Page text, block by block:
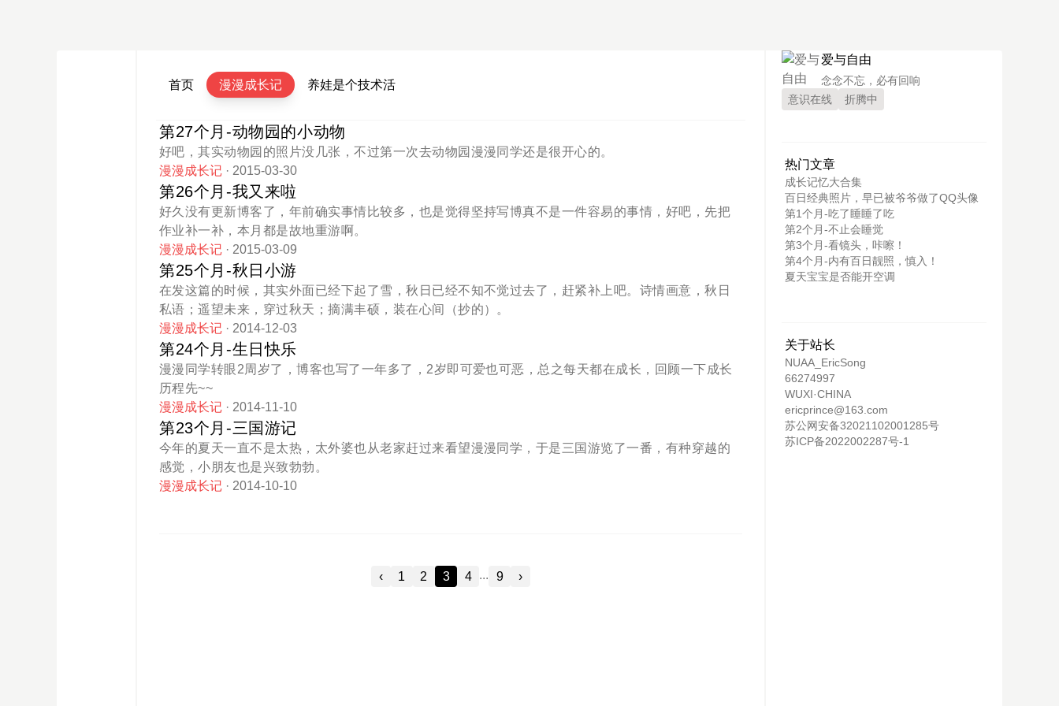
首页 漫漫成长记 养娃是个技术活
第27个月-动物园的小动物
好吧，其实动物园的照片没几张，不过第一次去动物园漫漫同学还是很开心的。
漫漫成长记 · 2015-03-30
第26个月-我又来啦
好久没有更新博客了，年前确实事情比较多，也是觉得坚持写博真不是一件容易的事情，好吧，先把
作业补一补，本月都是故地重游啊。
漫漫成长记 · 2015-03-09
第25个月-秋日小游
在发这篇的时候，其实外面已经下起了雪，秋日已经不知不觉过去了，赶紧补上吧。诗情画意，秋日
私语；遥望未来，穿过秋天；摘满丰硕，装在心间（抄的）。
漫漫成长记 · 2014-12-03
第24个月-生日快乐
漫漫同学转眼2周岁了，博客也写了一年多了，2岁即可爱也可恶，总之每天都在成长，回顾一下成长
历程先~~
漫漫成长记 · 2014-11-10
第23个月-三国游记
今年的夏天一直不是太热，太外婆也从老家赶过来看望漫漫同学，于是三国游览了一番，有种穿越的
感觉，小朋友也是兴致勃勃。
漫漫成长记 · 2014-10-10
‹ 1 2 3 4 ... 9 ›
爱与自由
念念不忘，必有回响
意识在线
折腾中
热门文章
成长记忆大合集
百日经典照片，早已被爷爷做了QQ头像
第1个月-吃了睡睡了吃
第2个月-不止会睡觉
第3个月-看镜头，咔嚓！
第4个月-内有百日靓照，慎入！
夏天宝宝是否能开空调
关于站长
NUAA_EricSong
66274997
WUXI·CHINA
ericprince@163.com
苏公网安备32021102001285号
苏ICP备2022002287号-1